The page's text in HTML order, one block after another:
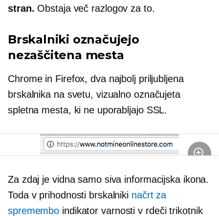
stran. Obstaja več razlogov za to.
Brskalniki označujejo
nezaščitena mesta
Chrome in Firefox, dva najbolj priljubljena
brskalnika na svetu, vizualno označujeta
spletna mesta, ki ne uporabljajo SSL.
Za zdaj je vidna samo siva informacijska ikona.
Toda v prihodnosti brskalniki načrt za
spremembo indikator varnosti v rdeči trikotnik